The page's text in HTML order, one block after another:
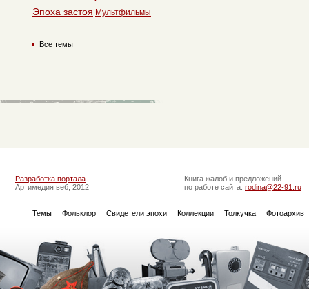
Эпоха застоя Мультфильмы
Все темы
Разработка портала
Артимедия веб, 2012
Книга жалоб и предложений
по работе сайта: rodina@22-91.ru
Темы Фольклор Свидетели эпохи Коллекции Толкучка Фотоархив